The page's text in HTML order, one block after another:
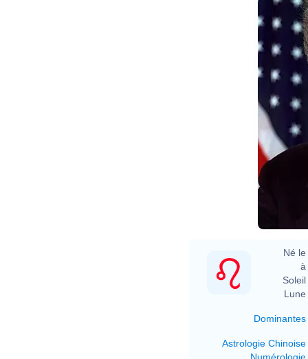
Né le
à
Soleil
Lune
Dominantes
Astrologie Chinoise
Numérologie